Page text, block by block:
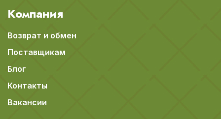
Компания
Возврат и обмен
Поставщикам
Блог
Контакты
Вакансии